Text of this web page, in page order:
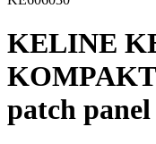
KELINE
patch